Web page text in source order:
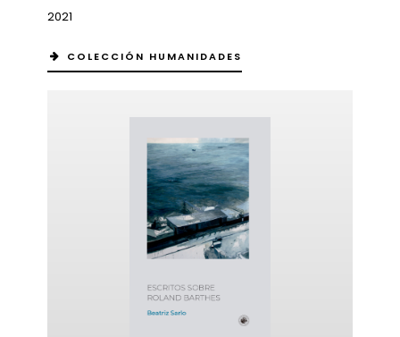
2021
COLECCIÓN HUMANIDADES